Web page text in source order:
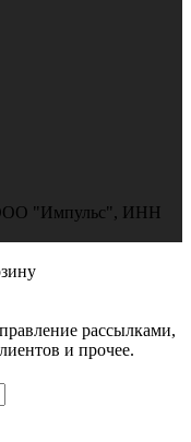
ООО "Импульс", ИНН
рассылками,
и прочее.